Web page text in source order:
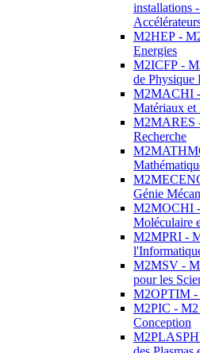
installations
M2HEP -
Energies
M2ICFP -
de Physique
M2MACHI
Matériaux et
M2MARES
Recherche
Génie
M2MOCHI
Moléculaire
M2MPRI -
M2MSV -
pour les
M2OPTIM -
M2PIC - M2
Conception